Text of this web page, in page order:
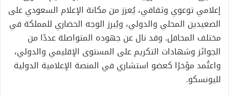
إعلامي توعوي وثقافي، يُعزز من مكانة الإعلام السعودي على
الصعيدين المحلي والدولي، ويُبرز الوجه الحضاري للمملكة في
مختلف المحافل. وقد نال عن جهوده المتواصلة عددًا من
الجوائز وشهادات التكريم على المستوى الإقليمي والدولي،
واعتُمد مؤخرًا كعضو استشاري في المنصة الإعلامية الدولية
لليونسكو.